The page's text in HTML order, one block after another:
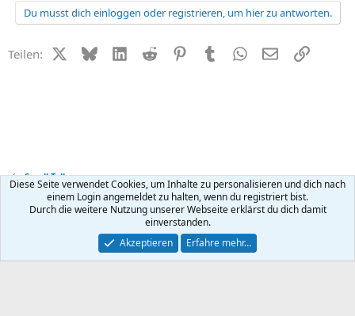
Du musst dich einloggen oder registrieren, um hier zu antworten.
Teilen: X (Twitter)
BlueskyLinkedIn
Reddit PinterestTumblr WhatsApp
E-MailLink
Small Talk
Kontakt Nutzungsbedingungen Datenschutz Hilfe
R
Community platform by XenForo ® © 2010-2026 XenForo Ltd.
Diese Seite verwendet Cookies, um Inhalte zu personalisieren und dich nach
einem Login angemeldet zu halten, wenn du registriert bist.
Durch die weitere Nutzung unserer Webseite erklärst du dich damit
einverstanden.
Akzeptieren
Erfahre mehr…